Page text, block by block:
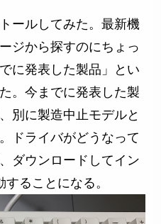
ールしてみた。最新機
ジから探すのにちょっ
に発表した製品」とい
。今までに発表した製
別に製造中止モデルと
ドライバがどうなって
ダウンロードしてイン
ることになる。